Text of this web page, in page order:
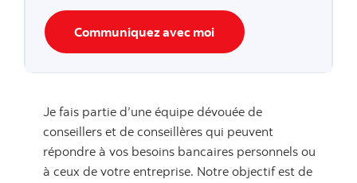
Communiquez avec moi
Je fais partie d’une équipe dévouée de
conseillers et de conseillères qui peuvent
répondre à vos besoins bancaires personnels ou
à ceux de votre entreprise. Notre objectif est de